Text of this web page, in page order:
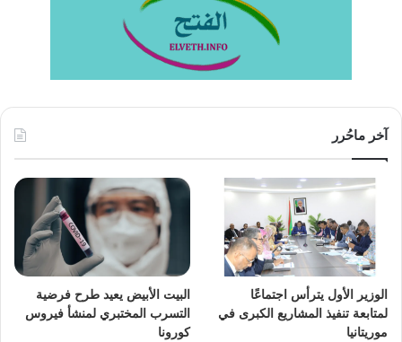
آخر ماحُرر
الوزير الأول يترأس اجتماعًا
لمتابعة تنفيذ المشاريع الكبرى في
موريتانيا
البيت الأبيض يعيد طرح فرضية
التسرب المختبري لمنشأ فيروس
كورونا